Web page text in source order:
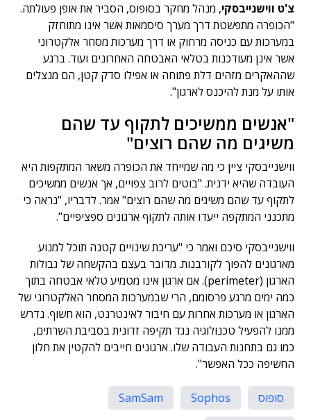
צ'ט ווישנייבסקי, מנהל מחקר בסופוס, הסביר את אופן פעולתה.
"הכופרה מתפשטת דרך מערך סיסמאות אשר אינו מתוחזק
במערכות עם כניסה מרחוק או דרך מערכות מסחר אלקטרוני
אשר אינן מעודכנות בטלאי האבטחה האחרונים ועוד. ברגע
שההאקרים מזהים דלת פתוחה או אפילו סדק קטן, הם מנצלים
אותו על מנת להיכנס לארגון".
"אנשים ממשיכים לתקוף עד שהם
משיגים מה שהם רוצים"
ווישנייבסקי ציין כי מה שמייחד את הכופרה משאר המתקפות היא
העובדה שהיא ידנית. "בוטים לרוב צפויים, אך אנשים ממשיכים
לתקוף עד שהם משיגים מה שהם רוצים" אמר. לדבריו, "נראה כי
מתכנני המתקפה ייעדו אותה לתקוף ארגונים ספציפיים".
ווישנייבסקי סיכם ואמר כי "עריכת שינויים קטנה תוכל למנוע
מארגונים להפוך לקורבנות. מדובר בעצם בהקשחה של גבולות
הארגון (perimeter). אם ארגון אינו מטמיע טלאי אבטחה בתוך
כמה ימים מרגע פרסומם, הרי שבמערכות המסחר האלקטרוני של
הארגון או מערכות אחרות עם חיבור לאינטרנט, הוא חשוף. נדרש
ממנו להפעיל טכנולוגיה נגד תקיפה זדונית בסביבת השרתים,
כמו גם בתחנות העבודה שלו. ארגונים חייבים להקטין את חלון
החשיפה ככל האפשר".
סופוס Sophos
SamSam